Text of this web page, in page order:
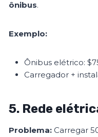
ônibus.
Exemplo:
Ônibus elétrico:
Carregador +
5. Rede
Problema: Carregar